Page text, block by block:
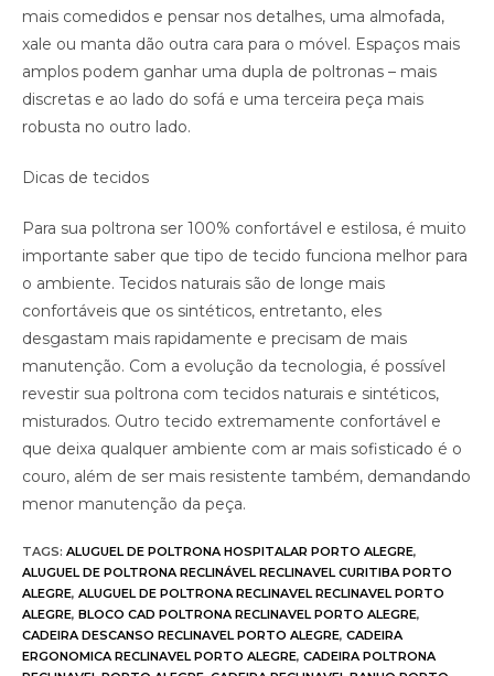
mais comedidos e pensar nos detalhes, uma almofada,
xale ou manta dão outra cara para o móvel. Espaços mais
amplos podem ganhar uma dupla de poltronas – mais
discretas e ao lado do sofá e uma terceira peça mais
robusta no outro lado.
Dicas de tecidos
Para sua poltrona ser 100% confortável e estilosa, é muito
importante saber que tipo de tecido funciona melhor para
o ambiente. Tecidos naturais são de longe mais
confortáveis que os sintéticos, entretanto, eles
desgastam mais rapidamente e precisam de mais
manutenção. Com a evolução da tecnologia, é possível
revestir sua poltrona com tecidos naturais e sintéticos,
misturados. Outro tecido extremamente confortável e
que deixa qualquer ambiente com ar mais sofisticado é o
couro, além de ser mais resistente também, demandando
menor manutenção da peça.
TAGS: ALUGUEL DE POLTRONA HOSPITALAR PORTO ALEGRE,
ALUGUEL DE POLTRONA RECLINÁVEL RECLINAVEL CURITIBA PORTO
ALEGRE, ALUGUEL DE POLTRONA RECLINAVEL RECLINAVEL PORTO
ALEGRE, BLOCO CAD POLTRONA RECLINAVEL PORTO ALEGRE,
CADEIRA DESCANSO RECLINAVEL PORTO ALEGRE, CADEIRA
ERGONOMICA RECLINAVEL PORTO ALEGRE, CADEIRA POLTRONA